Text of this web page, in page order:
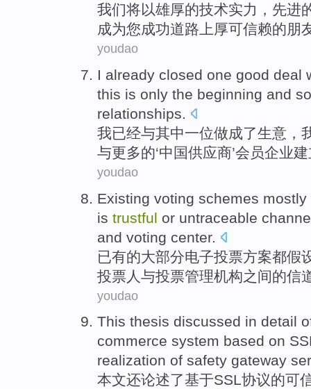
我们将以雄厚的技术实力 ， 先进
成为您成功道路 上厚可信赖的朋
youdao
I already closed one good deal
this is only the beginning and
relationships.
我已经与其中一位做成了生意，
与更多的‘中国供应商’会员企业
youdao
Existing voting schemes mostly
is trustful or untraceable
and voting center.
已有的大部分电子投票方案都假
投票人 与投票管理机构之间的信
youdao
This thesis discussed in detail
commerce system based on
realization of safety gateway
本文还论述了基于SSL协议的可